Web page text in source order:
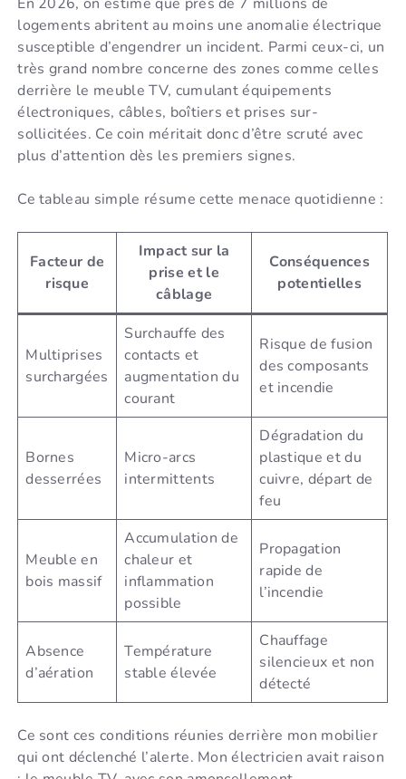
logements abritent au moins une anomalie électrique
susceptible d’engendrer un incident. Parmi ceux-ci, un
très grand nombre concerne des zones comme celles
derrière le meuble TV, cumulant équipements
électroniques, câbles, boîtiers et prises sur-
sollicitées. Ce coin méritait donc d’être scruté avec
plus d’attention dès les premiers signes.
Ce tableau simple résume cette menace quotidienne :
Facteur de
risque
Impact sur la
prise et le
câblage
Conséquences
potentielles
Multiprises
surchargées
Surchauffe des
contacts et
augmentation du
courant
Risque de fusion
des composants
et incendie
Bornes
desserrées
Micro-arcs
intermittents
Dégradation du
plastique et du
cuivre, départ de
feu
Meuble en
bois massif
Accumulation de
chaleur et
inflammation
possible
Propagation
rapide de
l’incendie
Absence
d’aération
Température
stable élevée
Chauffage
silencieux et non
détecté
Ce sont ces conditions réunies derrière mon mobilier
qui ont déclenché l’alerte. Mon électricien avait raison